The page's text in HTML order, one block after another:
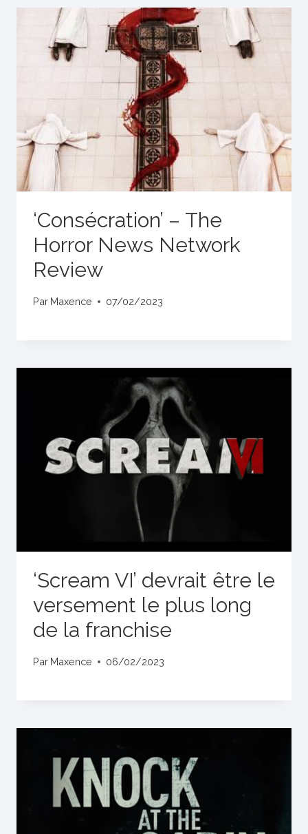
‘Consécration’ – The
Horror News Network
Review
Par Maxence 07/02/2023
‘Scream VI’ devrait être le
versement le plus long
de la franchise
Par Maxence 06/02/2023